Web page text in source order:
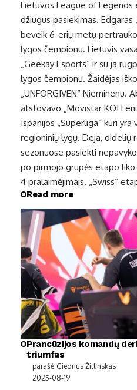
Lietuvos League of
džiugus pasiekimas. Edgaras
beveik 6-erių metų
lygos čempionu. Lietuvis
„Geekay Esports“ ir su ja
lygos čempionu. Žaidėjas
„UNFORGIVEN“ Nieminenu.
atstovavo „Movistar KOI
Ispanijos „Superliga“ kuri
regioninių lygų. Deja, didelių
sezonuose pasiekti
po pirmojo grupės etapo
4 pralaimėjimais. „Swiss“
Read more
Prancūzijos komandų
triumfas
parašė Giedrius Žitlinskas
2025-08-19